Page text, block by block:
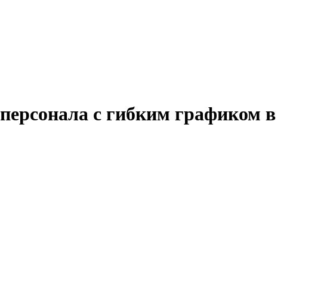
с гибким графиком в